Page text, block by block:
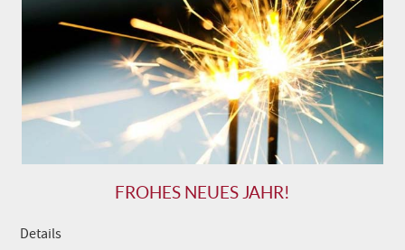
FROHES NEUES JAHR!
Details